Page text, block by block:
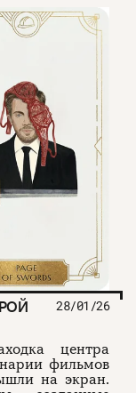
28/01/26
центра
фильмов
на экран.